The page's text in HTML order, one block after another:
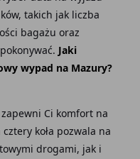
takich jak liczba
bagażu oraz
Jaki
wypad na Mazury?
Ci komfort na
koła pozwala na
drogami, jak i